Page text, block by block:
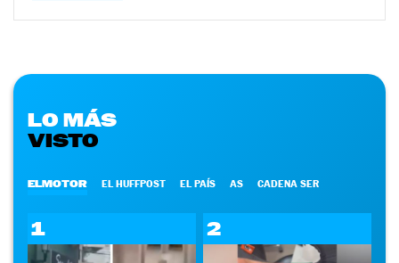
LO MÁS
VISTO
ELMOTOR EL HUFFPOST EL PAÍS AS CADENA SER
1 2